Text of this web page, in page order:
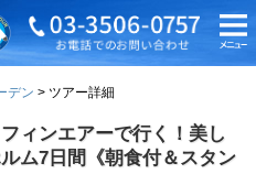
デン ツアー詳細
ィンエアーで行く！美し
ム7日間《朝食付＆スタン